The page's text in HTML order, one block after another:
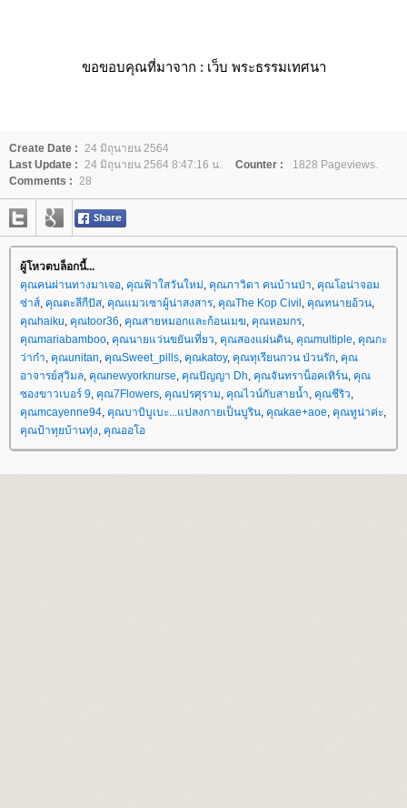
ขอขอบคุณที่มาจาก : เว็บ พระธรรมเทศนา
Create Date :
24 มิถุนายน 2564
Last Update :
24 มิถุนายน 2564 8:47:16 น. Counter :
1828 Pageviews.
Comments :
28
ผู้โหวตบล็อกนี้...
คุณคนผ่านทางมาเจอ คุณฟ้าใสวันใหม่ คุณภาวิดา คนบ้านป่า คุณโอน่าจอม
ซ่าส์ คุณตะลีกีปัส คุณแมวเซาผู้น่าสงสาร คุณThe Kop Civil คุณทนายอ้วน
คุณhaiku คุณtoor36 คุณสายหมอกและก้อนเมฆ คุณหอมกร
คุณmariabamboo คุณนายแว่นขยันเที่ยว คุณสองแผ่นดิน คุณmultiple คุณกะ
ว่าก๋า คุณunitan คุณSweet_pills คุณkatoy, คุณทุเรียนกวน ป่วนรัก คุณ
อาจารย์สุวิมล คุณnewyorknurse คุณปัญญา Dh คุณจันทราน็อคเทิร์น คุณ
ซองขาวเบอร์ 9 คุณ7Flowers คุณปรศุราม คุณไวน์กับสายน้ำ คุณชีริว
คุณmcayenne94 คุณบาบิบูเบะ...แปลงกายเป็นบูริน คุณkae+aoe คุณทูน่าค่ะ
คุณป้าทุยบ้านทุ่ง คุณออโอ